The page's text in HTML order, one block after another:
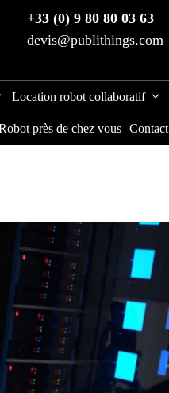
+33 (0) 9 80 80 03 63
devis@publithings.com
Location robot collaboratif
près de chez vous Contact